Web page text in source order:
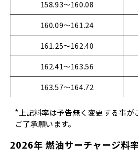
158.93～160.08
160.09～161.24
161.25～162.40
162.41～163.56
163.57～164.72
*上記料率は予告無く変更する事が
ご了承願います。
2026年 燃油サーチャージ料